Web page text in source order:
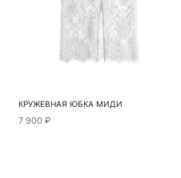
КРУЖЕВНАЯ ЮБКА МИДИ
7 900 ₽